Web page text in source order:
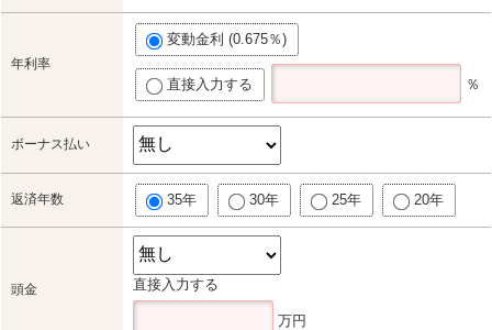
年利率
変動金利 (0.675％)
直接入力する ％
ボーナス払い
返済年数 35年 30年 25年 20年
頭金 直接入力する
万円